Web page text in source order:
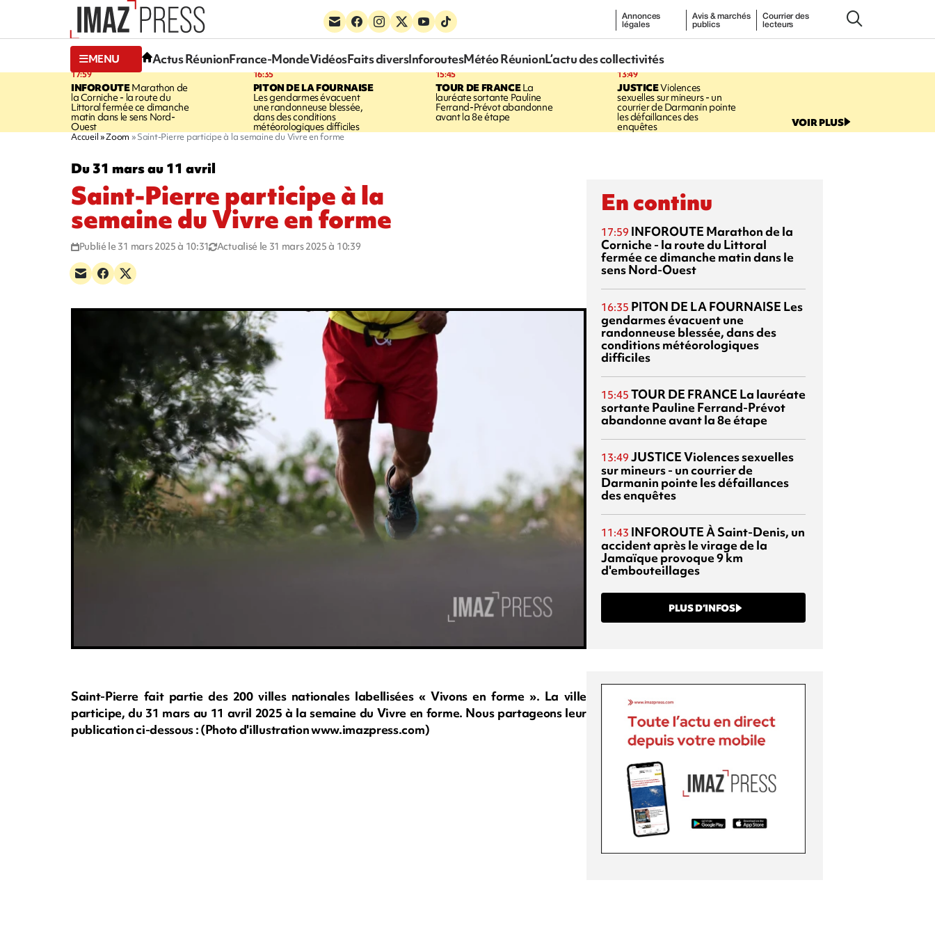
Annonces
légales
Avis & marchés
publics
Courrier des
lecteurs
MENU Actus RéunionFrance-MondeVidéosFaits diversInforoutesMétéo RéunionL’actu des collectivités
17:59
INFOROUTEMarathon de
la Corniche - la route du
Littoral fermée ce dimanche
matin dans le sens Nord-
Ouest
16:35
PITON DE LA FOURNAISE
Les gendarmes évacuent
une randonneuse blessée,
dans des conditions
météorologiques difficiles
15:45
TOUR DE FRANCELa
lauréate sortante Pauline
Ferrand-Prévot abandonne
avant la 8e étape
13:49
JUSTICEViolences
sexuelles sur mineurs - un
courrier de Darmanin pointe
les défaillances des
enquêtes VOIR PLUS
Accueil Zoom Saint-Pierre participe à la semaine du Vivre en forme
Du 31 mars au 11 avril
Saint-Pierre participe à la
semaine du Vivre en forme
Publié le 31 mars 2025 à 10:31 Actualisé le 31 mars 2025 à 10:39
Saint-Pierre fait partie des 200 villes nationales labellisées « Vivons en forme ». La ville
participe, du 31 mars au 11 avril 2025 à la semaine du Vivre en forme. Nous partageons leur
publication ci-dessous : (Photo d'illustration www.imazpress.com)
En continu
17:59 INFOROUTE Marathon de la
Corniche - la route du Littoral
fermée ce dimanche matin dans le
sens Nord-Ouest
16:35 PITON DE LA FOURNAISE Les
gendarmes évacuent une
randonneuse blessée, dans des
conditions météorologiques
difficiles
15:45 TOUR DE FRANCE La lauréate
sortante Pauline Ferrand-Prévot
abandonne avant la 8e étape
13:49 JUSTICEViolences sexuelles
sur mineurs - un courrier de
Darmanin pointe les défaillances
des enquêtes
11:43 INFOROUTEÀ Saint-Denis, un
accident après le virage de la
Jamaïque provoque 9 km
d'embouteillages
PLUS D’INFOS